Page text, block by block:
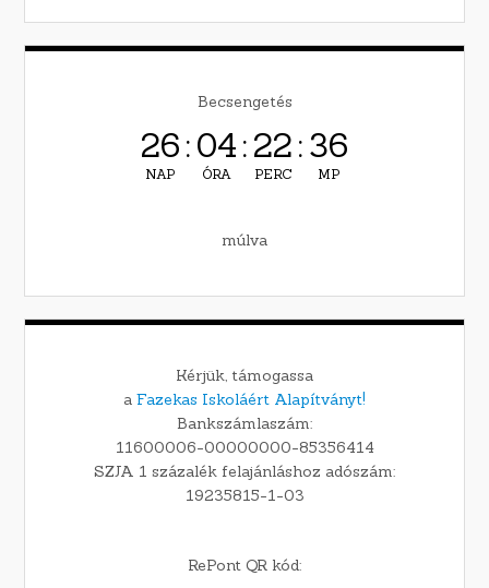
Becsengetés
26
NAP
:04
ÓRA
:22
PERC
:35
MP
múlva
Kérjük, támogassa
a Fazekas Iskoláért Alapítványt!
Bankszámlaszám:
11600006-00000000-85356414
SZJA 1 százalék felajánláshoz adószám:
19235815-1-03
RePont QR kód: